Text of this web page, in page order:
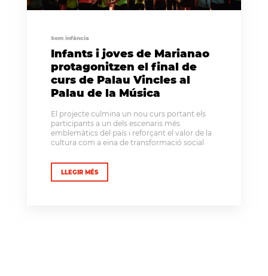
Som infància
Infants i joves de Marianao
protagonitzen el final de
curs de Palau Vincles al
Palau de la Música
El projecte culmina un nou curs portant els
participants a un dels escenaris més
emblemàtics del país i reforçant el valor de la
cultura com a eina de transformació social
LLEGIR MÉS